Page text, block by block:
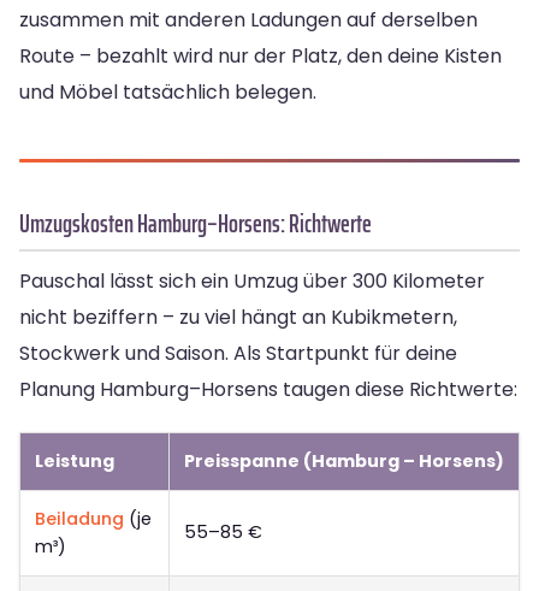
zusammen mit anderen Ladungen auf derselben
Route – bezahlt wird nur der Platz, den deine Kisten
und Möbel tatsächlich belegen.
Umzugskosten Hamburg–Horsens: Richtwerte
Pauschal lässt sich ein Umzug über 300 Kilometer
nicht beziffern – zu viel hängt an Kubikmetern,
Stockwerk und Saison. Als Startpunkt für deine
Planung Hamburg–Horsens taugen diese Richtwerte:
Leistung Preisspanne (Hamburg – Horsens)
Beiladung (je
m³)
55–85 €